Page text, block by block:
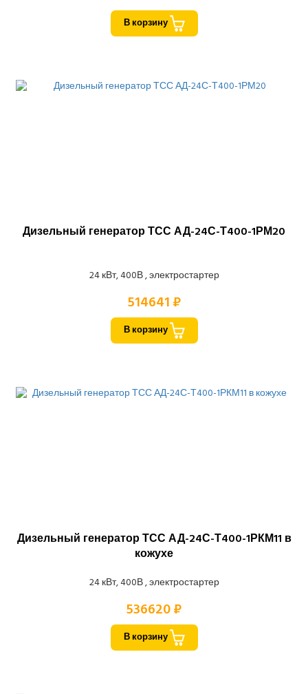
В корзину
Дизельный генератор ТСС АД-24С-Т400-1РМ20
24 кВт, 400В , электростартер
514641 ₽
В корзину
Дизельный генератор ТСС АД-24С-Т400-1РКМ11 в
кожухе
24 кВт, 400В , электростартер
536620 ₽
В корзину